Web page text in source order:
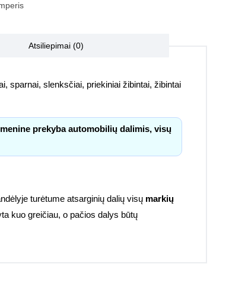
Atsiliepimai (0)
sparnai, slenksčiai, priekiniai žibintai, žibintai
prekyba automobilių dalimis, visų
turėtume atsarginių dalių visų markių
kuo greičiau, o pačios dalys būtų